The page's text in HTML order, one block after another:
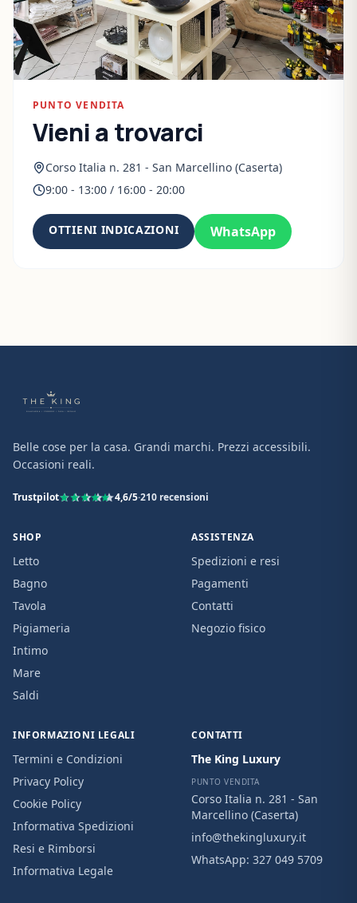
PUNTO VENDITA
Vieni a trovarci
Corso Italia n. 281 - San Marcellino (Caserta)
9:00 - 13:00 / 16:00 - 20:00
OTTIENI INDICAZIONI WhatsApp
Belle cose per la casa. Grandi marchi. Prezzi accessibili.
Occasioni reali.
Trustpilot 4,6/5·210 recensioni
SHOP
Letto
Bagno
Tavola
Pigiameria
Intimo
Mare
Saldi
ASSISTENZA
Spedizioni e resi
Pagamenti
Contatti
Negozio fisico
INFORMAZIONI LEGALI
Termini e Condizioni
Privacy Policy
Cookie Policy
Informativa Spedizioni
Resi e Rimborsi
Informativa Legale
CONTATTI
The King Luxury
PUNTO VENDITA
Corso Italia n. 281 - San
Marcellino (Caserta)
info@thekingluxury.it
WhatsApp: 327 049 5709